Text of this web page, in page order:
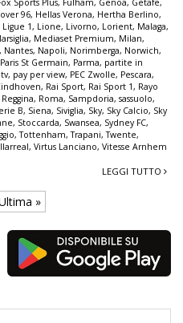
96, Hellas Verona, Hertha Berlino,
Ligue 1, Lione, Livorno, Lorient, Malaga,
, Mediaset Premium, Milan,
, Nantes, Napoli, Norimberga, Norwich,
Paris St Germain, Parma, partite in
, pay per view, PEC Zwolle, Pescara,
, Rai Sport, Rai Sport 1, Rayo
Reggina, Roma, Sampdoria, sassuolo,
B, Siena, Siviglia, Sky, Sky Calcio, Sky
, Stoccarda, Swansea, Sydney FC,
,Tottenham,Trapani,Twente,
, Virtus Lanciano, Vitesse Arnhem
LEGGI TUTTO
»